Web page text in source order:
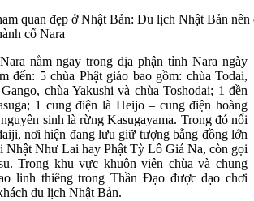
cổ Nara
nằm ngay trong địa phận tỉnh Nara ngày
đến: 5 chùa Phật giáo bao gồm: chùa Todai,
chùa Yakushi và chùa Toshodai; 1 đền
1 cung điện là Heijo – cung điện hoàng
sinh là rừng Kasugayama. Trong đó nổi
nơi hiện đang lưu giữ tượng bằng đồng lớn
Nhật Như Lai hay Phật Tỳ Lô Giá Na, còn gọi
Trong khu vực khuôn viên chùa và chung
linh thiêng trong Thần Đạo được dạo chơi
du lịch Nhật Bản.